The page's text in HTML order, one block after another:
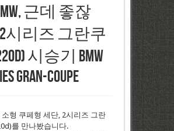
근데 좋잖
시리즈 그란쿠
시승기 BMW
Gran-coupe
소형 쿠페형 세단, 2시리즈 그란
를 만나봤습니다.